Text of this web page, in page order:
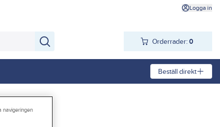
Logga in
Orderrader: 0
Beställ direkt
navigeringen